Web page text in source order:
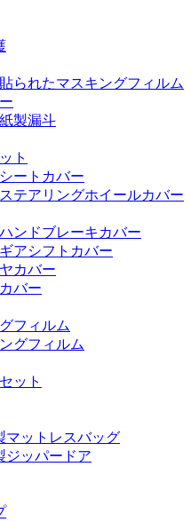
られたマスキングフィルム
製漏斗
ト
ートカバー
テアリングホイールカバー
ンドブレーキカバー
アシフトカバー
カバー
バー
フィルム
グフィルム
ット
マットレスバッグ
ジッパードア